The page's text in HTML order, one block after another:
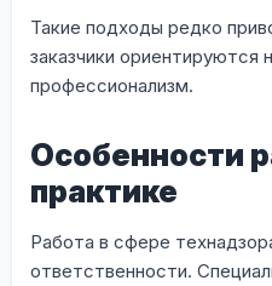
Такие подходы редко
заказчики ориентируются
профессионализм.
Особенности
практике
Работа в сфере
ответственности.